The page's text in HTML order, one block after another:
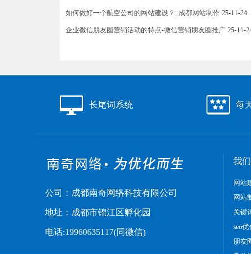
如何做好一个航空公司的网站建设？_成都网站制作 25-11-24
企业微信朋友圈营销活动的特点-微信营销朋友圈推广 25-11-
长尾词系统 每
公司：成都南奇网络科技有限公司
地址：成都市锦江区孵化园
电话:19960635117(同微信)
我
网站
网站
关键
seo
朋友